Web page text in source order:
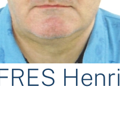
Henri